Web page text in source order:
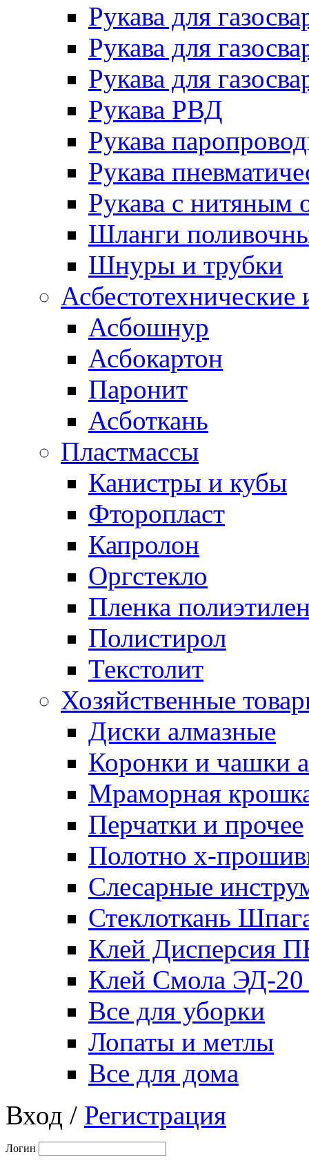
Рукава для
Рукава для
Рукава для
Рукава РВД
Рукава
Рукава
Рукава с нитяным
Шланги
Шнуры и трубки
Асбестотехнические
Асбошнур
Асбокартон
Паронит
Асботкань
Пластмассы
Канистры и кубы
Фторопласт
Капролон
Оргстекло
Пленка
Полистирол
Текстолит
Хозяйственные
Диски алмазные
Коронки и чашки
Мраморная
Перчатки и прочее
Полотно х-
Слесарные
Стеклоткань
Клей Дисперсия
Клей Смола ЭД-20
Все для уборки
Лопаты и метлы
Все для дома
Вход / Регистрация
Логин